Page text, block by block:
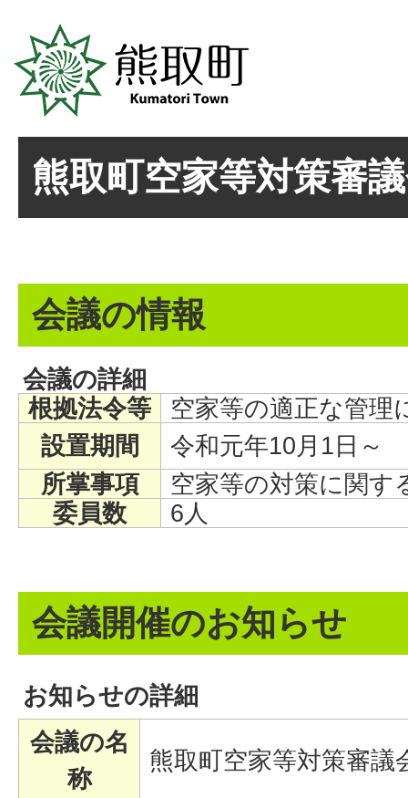
熊取町空家等対策審
会議の情報
会議の詳細
根拠法令等
空家等の適正な管理
設置期間
令和元年10月1日～
所掌事項
空家等の対策に関す
委員数
6人
会議開催のお知らせ
お知らせの詳細
会議の名
称
熊取町空家等対策審議